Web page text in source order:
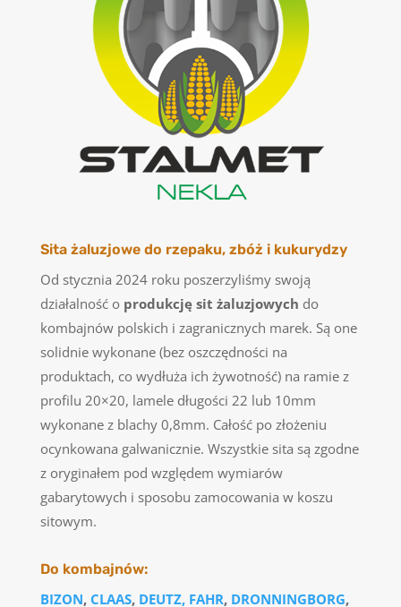
Sita żaluzjowe do rzepaku, zbóż i kukurydzy
Od stycznia 2024 roku poszerzyliśmy swoją
działalność o produkcję sit żaluzjowych do
kombajnów polskich i zagranicznych marek. Są one
solidnie wykonane (bez oszczędności na
produktach, co wydłuża ich żywotność) na ramie z
profilu 20×20, lamele długości 22 lub 10mm
wykonane z blachy 0,8mm. Całość po złożeniu
ocynkowana galwanicznie. Wszystkie sita są zgodne
z oryginałem pod względem wymiarów
gabarytowych i sposobu zamocowania w koszu
sitowym.
Do kombajnów:
BIZON, CLAAS, DEUTZ, FAHR, DRONNINGBORG,